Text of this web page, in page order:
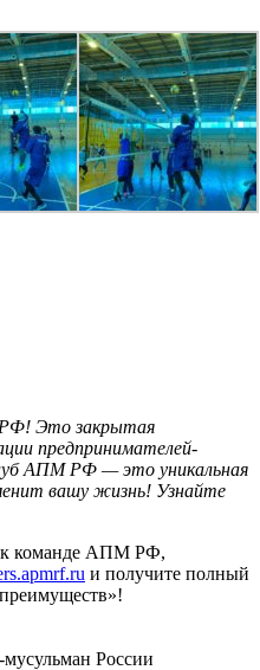
Это закрытая
предпринимателей-
АПМ РФ — это уникальная
вашу жизнь! Узнайте
к команде АПМ РФ,
и получите полный
России